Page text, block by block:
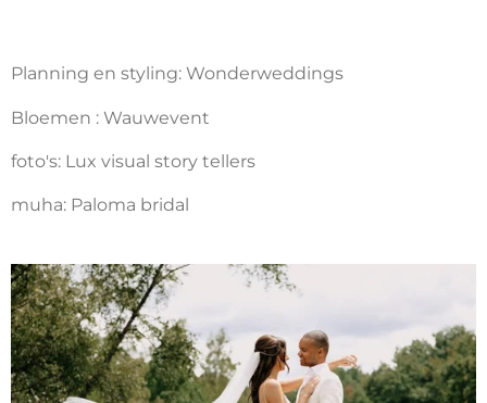
Planning en styling: Wonderweddings
Bloemen : Wauwevent
foto's: Lux visual story tellers
muha: Paloma bridal